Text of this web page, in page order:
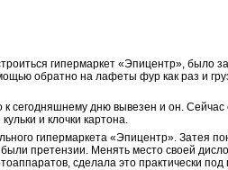
гипермаркет «Эпицентр»,
обратно на лафеты фур как раз и
сегодняшнему дню вывезен и он.
и клочки картона.
гипермаркета «Эпицентр». Затея
претензии. Менять место своей
сделала это практически под